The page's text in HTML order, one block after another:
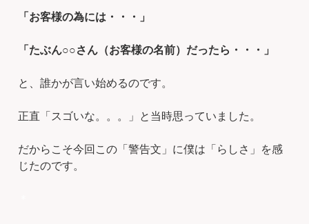
「お客様の為には・・・」
「たぶん○○さん（お客様の名前）だったら・・・」
と、誰かが言い始めるのです。
正直「スゴいな。。。」と当時思っていました。
だからこそ今回この「警告文」に僕は「らしさ」を感
じたのです。